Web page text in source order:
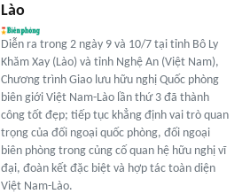
Lào
Diễn ra trong 2 ngày 9 và 10/7 tại tỉnh Bô Ly
Khăm Xay (Lào) và tỉnh Nghệ An (Việt Nam),
Chương trình Giao lưu hữu nghị Quốc phòng
biên giới Việt Nam-Lào lần thứ 3 đã thành
công tốt đẹp; tiếp tục khẳng định vai trò quan
trọng của đối ngoại quốc phòng, đối ngoại
biên phòng trong củng cố quan hệ hữu nghị vĩ
đại, đoàn kết đặc biệt và hợp tác toàn diện
Việt Nam-Lào.